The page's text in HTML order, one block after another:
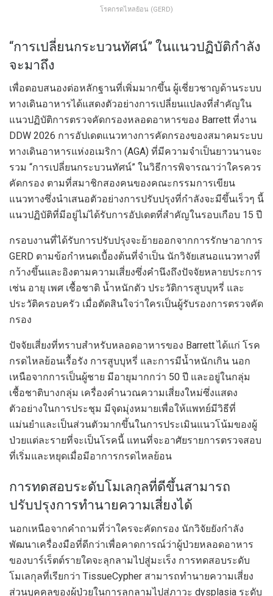
โรคกรดไหลย้อน (GERD)
“การเปลี่ยนกระบวนทัศน์” ในแนวปฏิบัติกำลัง
จะมาถึง
เพื่อตอบสนองต่อหลักฐานที่เพิ่มมากขึ้น ผู้เชี่ยวชาญด้านระบบ
ทางเดินอาหารได้แสดงตัวอย่างการเปลี่ยนแปลงที่สำคัญใน
แนวปฏิบัติการตรวจคัดกรองหลอดอาหารของ Barrett ที่งาน
DDW 2026 การอัปเดตแนวทางการคัดกรองของสมาคมระบบ
ทางเดินอาหารแห่งอเมริกา (AGA) ที่มีความจำเป็นยาวนานจะ
รวม “การเปลี่ยนกระบวนทัศน์” ในวิธีการพิจารณาว่าใครควร
คัดกรอง ตามที่สมาชิกสองคนของคณะกรรมการเขียน
แนวทางซึ่งนำเสนอตัวอย่างการปรับปรุงที่กำลังจะมีขึ้นเร็วๆ นี้
แนวปฏิบัติที่มีอยู่ไม่ได้รับการอัปเดตที่สำคัญในรอบเกือบ 15 ปี
กรอบงานที่ได้รับการปรับปรุงจะย้ายออกจากการรักษาอาการ
GERD ตามข้อกำหนดเบื้องต้นที่จำเป็น นักวิจัยเสนอแนวทางที่
กว้างขึ้นและอิงตามความเสี่ยงซึ่งคำนึงถึงปัจจัยหลายประการ
เช่น อายุ เพศ เชื้อชาติ น้ำหนักตัว ประวัติการสูบบุหรี่ และ
ประวัติครอบครัว เมื่อตัดสินใจว่าใครเป็นผู้รับรองการตรวจคัด
กรอง
ปัจจัยเสี่ยงที่ทราบสำหรับหลอดอาหารของ Barrett ได้แก่ โรค
กรดไหลย้อนเรื้อรัง การสูบบุหรี่ และการมีน้ำหนักเกิน นอก
เหนือจากการเป็นผู้ชาย มีอายุมากกว่า 50 ปี และอยู่ในกลุ่ม
เชื้อชาติบางกลุ่ม เครื่องคำนวณความเสี่ยงใหม่ซึ่งแสดง
ตัวอย่างในการประชุม มีจุดมุ่งหมายเพื่อให้แพทย์มีวิธีที่
แม่นยำและเป็นส่วนตัวมากขึ้นในการประเมินแนวโน้มของผู้
ป่วยแต่ละรายที่จะเป็นโรคนี้ แทนที่จะอาศัยรายการตรวจสอบ
ที่เริ่มและหยุดเมื่อมีอาการกรดไหลย้อน
การทดสอบระดับโมเลกุลที่ดีขึ้นสามารถ
ปรับปรุงการทำนายความเสี่ยงได้
นอกเหนือจากคำถามที่ว่าใครจะคัดกรอง นักวิจัยยังกำลัง
พัฒนาเครื่องมือที่ดีกว่าเพื่อคาดการณ์ว่าผู้ป่วยหลอดอาหาร
ของบาร์เร็ตต์รายใดจะลุกลามไปสู่มะเร็ง การทดสอบระดับ
โมเลกุลที่เรียกว่า TissueCypher สามารถทำนายความเสี่ยง
ส่วนบุคคลของผู้ป่วยในการลุกลามไปสู่ภาวะ dysplasia ระดับ